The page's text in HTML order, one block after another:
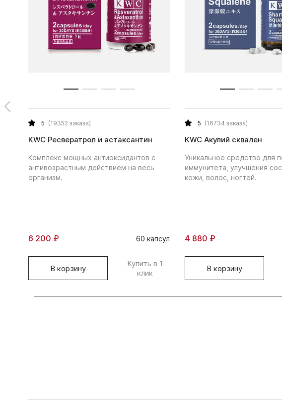
5 (19352 заказа)
KWC Ресвератрол и астаксантин
Комплекс мощных антиоксидантов с
антивозрастным действием на весь
организм.
6 200 ₽ 60 капсул
В корзину
Купить в 1
клик
5 (16734 заказа)
KWC Акулий сквален
Уникальное средство для
иммунитета, улучшения
кожи, волос, ногтей.
4 880 ₽
В корзину